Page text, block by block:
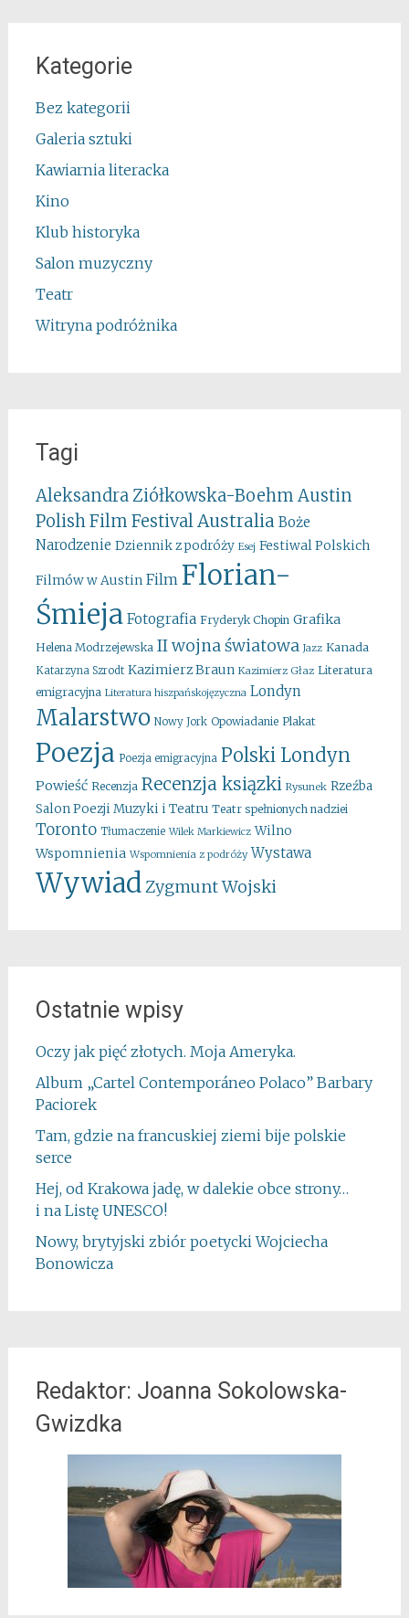
Kategorie
Bez kategorii
Galeria sztuki
Kawiarnia literacka
Kino
Klub historyka
Salon muzyczny
Teatr
Witryna podróżnika
Tagi
Aleksandra Ziółkowska-Boehm Austin
Polish Film FestivalAustralia Boże
Narodzenie Dziennik z podróży Esej Festiwal Polskich
Filmów w Austin Film Florian-
Śmieja Fotografia Fryderyk Chopin Grafika
Helena Modrzejewska II wojna światowa Jazz Kanada
Katarzyna Szrodt Kazimierz Braun Kazimierz Głaz Literatura
emigracyjna Literatura hiszpańskojęzyczna Londyn
Malarstwo Nowy Jork Opowiadanie Plakat
Poezja Poezja emigracyjna Polski Londyn
Powieść Recenzja Recenzja ksiązki Rysunek Rzeźba
Salon Poezji Muzyki i Teatru Teatr spełnionych nadziei
Toronto Tłumaczenie Wilek Markiewicz Wilno
Wspomnienia Wspomnienia z podróży Wystawa
WywiadZygmunt Wojski
Ostatnie wpisy
Oczy jak pięć złotych. Moja Ameryka.
Album „Cartel Contemporáneo Polaco” Barbary
Paciorek
Tam, gdzie na francuskiej ziemi bije polskie
serce
Hej, od Krakowa jadę, w dalekie obce strony…
i na Listę UNESCO!
Nowy, brytyjski zbiór poetycki Wojciecha
Bonowicza
Redaktor: Joanna Sokolowska-
Gwizdka